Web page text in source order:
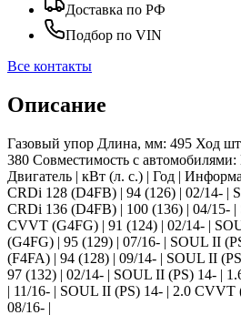
Доставка по РФ
Подбор по VIN
Все контакты
Описание
Газовый упор Длина, мм: 495 Ход
380 Совместимость с
Двигатель | кВт (л. с.) | Год |
CRDi 128 (D4FB) | 94 (126) | 02/14- |
CRDi 136 (D4FB) | 100 (136) | 04/15-
CVVT (G4FG) | 91 (124) | 02/14- |
(G4FG) | 95 (129) | 07/16- | SOUL II
(F4FA) | 94 (128) | 09/14- | SOUL II
97 (132) | 02/14- | SOUL II (PS) 14- |
| 11/16- | SOUL II (PS) 14- | 2.0 CVVT
08/16- |